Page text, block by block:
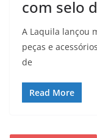
com selo
A Laquila lançou
peças e
de
Read More